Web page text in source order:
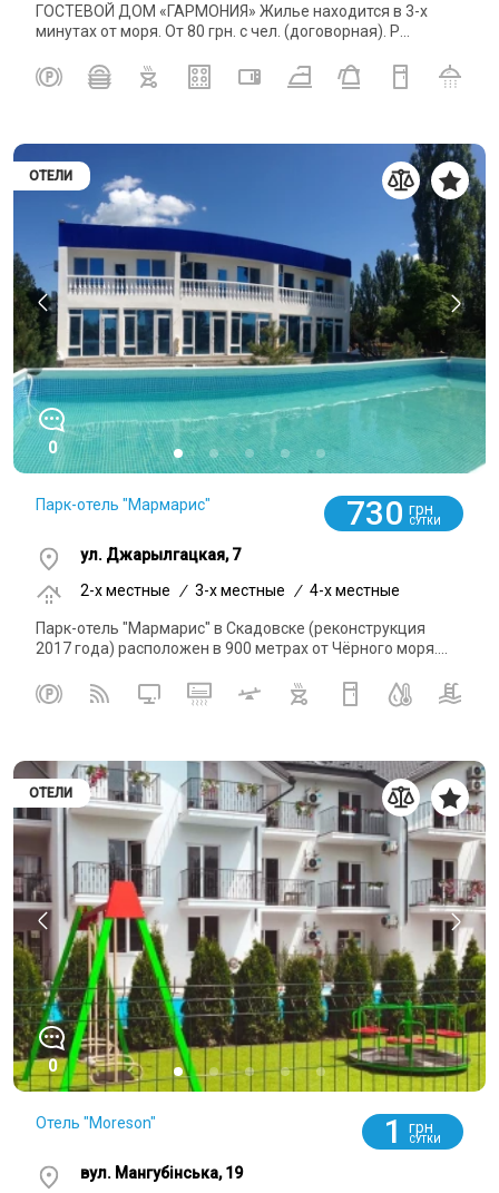
ГОСТЕВОЙ ДОМ «ГАРМОНИЯ» Жилье находится в 3-х
минутах от моря. От 80 грн. с чел. (договорная). Р...
ОТЕЛИ
0
Парк-отель "Мармарис" 730 грн
СУТКИ
ул. Джарылгацкая, 7
2-x местные / 3-x местные / 4-x местные
Парк-отель "Мармарис" в Скадовске (реконструкция
2017 года) расположен в 900 метрах от Чёрного моря....
ОТЕЛИ
0
Отель "Moreson" 1 грн
СУТКИ
вул. Мангубінська, 19